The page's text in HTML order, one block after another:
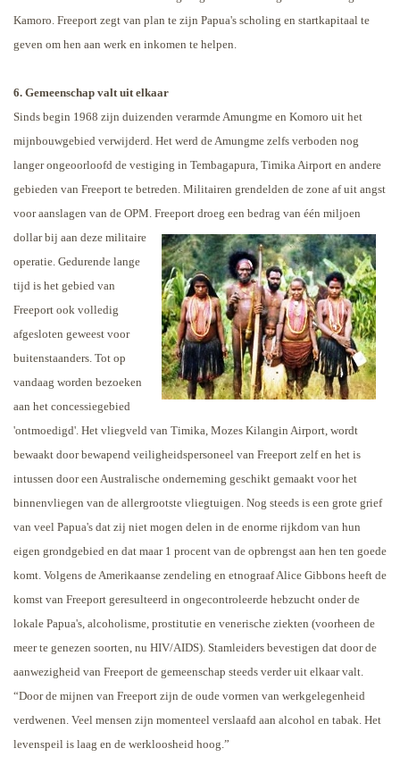
Kamoro. Freeport zegt van plan te zijn Papua's scholing en startkapitaal te
geven om hen aan werk en inkomen te helpen.
6. Gemeenschap valt uit elkaar
Sinds begin 1968 zijn duizenden verarmde Amungme en Komoro uit het
mijnbouwgebied verwijderd. Het werd de Amungme zelfs verboden nog
langer ongeoorloofd de vestiging in Tembagapura, Timika Airport en andere
gebieden van Freeport te betreden. Militairen grendelden de zone af uit angst
voor aanslagen van de OPM. Freeport droeg een bedrag van één miljoen
dollar bij aan deze militaire
operatie. Gedurende lange
tijd is het gebied van
Freeport ook volledig
afgesloten geweest voor
buitenstaanders. Tot op
vandaag worden bezoeken
aan het concessiegebied
'ontmoedigd'. Het vliegveld van Timika, Mozes Kilangin Airport, wordt
bewaakt door bewapend veiligheidspersoneel van Freeport zelf en het is
intussen door een Australische onderneming geschikt gemaakt voor het
binnenvliegen van de allergrootste vliegtuigen. Nog steeds is een grote grief
van veel Papua's dat zij niet mogen delen in de enorme rijkdom van hun
eigen grondgebied en dat maar 1 procent van de opbrengst aan hen ten goede
komt. Volgens de Amerikaanse zendeling en etnograaf Alice Gibbons heeft de
komst van Freeport geresulteerd in ongecontroleerde hebzucht onder de
lokale Papua's, alcoholisme, prostitutie en venerische ziekten (voorheen de
meer te genezen soorten, nu HIV/AIDS). Stamleiders bevestigen dat door de
aanwezigheid van Freeport de gemeenschap steeds verder uit elkaar valt.
“Door de mijnen van Freeport zijn de oude vormen van werkgelegenheid
verdwenen. Veel mensen zijn momenteel verslaafd aan alcohol en tabak. Het
levenspeil is laag en de werkloosheid hoog.”